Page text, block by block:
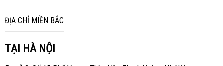
ĐỊA CHỈ MIỀN BẮC
TẠI HÀ NỘI